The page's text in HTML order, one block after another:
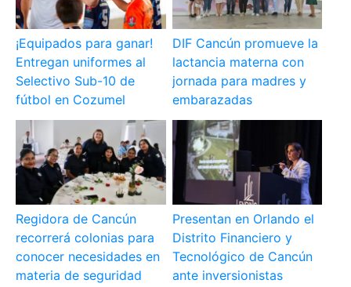
¡Equipados para ganar!
Entregan uniformes al
Selectivo Sub-10 de
fútbol en Cozumel
DIF Cancún promueve la
lactancia materna con
jornada para madres y
embarazadas
Regidora de Cancún
recorrerá colonias para
conocer necesidades en
materia de seguridad
Presentan en Orlando el
Distrito Financiero y
Tecnológico de Cancún
ante inversionistas